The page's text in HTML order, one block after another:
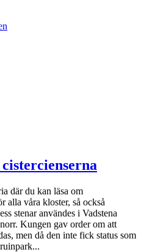
där du kan läsa om
alla våra kloster, så också
stenar användes i Vadstena
Kungen gav order om att
men då den inte fick status som